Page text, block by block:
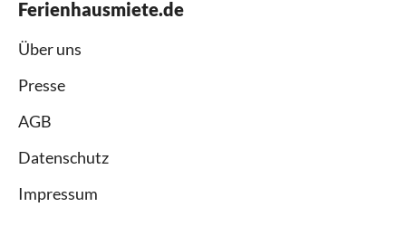
Ferienhausmiete.de
Über uns
Presse
AGB
Datenschutz
Impressum